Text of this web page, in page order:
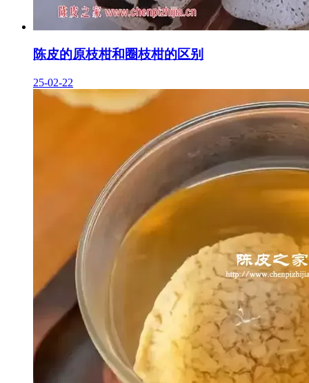
陈皮的原枝柑和圈枝柑的区别
25-02-22